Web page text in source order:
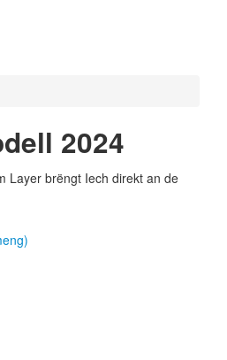
2024
Layer brëngt Iech direkt an de